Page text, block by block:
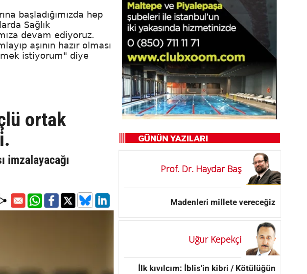
başladığımızda hep
Sağlık
devam ediyoruz.
aşının hazır olması
istiyorum" diye
ortak
imzalayacağı
Prof. Dr. Haydar Baş
Madenleri millete vereceğiz
Uğur Kepekçi
İlk kıvılcım: İblis'in kibri / Kötülüğün